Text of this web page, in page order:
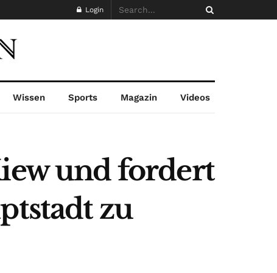
Login
Wissen Sports Magazin Videos
und fordert
zu